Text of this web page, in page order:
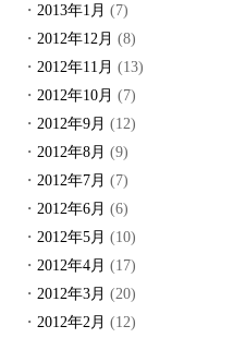
2013年1月 (7)
2012年12月 (8)
2012年11月 (13)
2012年10月 (7)
2012年9月 (12)
2012年8月 (9)
2012年7月 (7)
2012年6月 (6)
2012年5月 (10)
2012年4月 (17)
2012年3月 (20)
2012年2月 (12)